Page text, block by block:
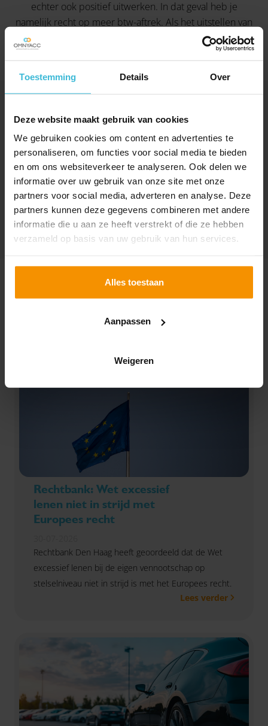
Toestemming Details Over
Deze website maakt gebruik van cookies
We gebruiken cookies om content en advertenties te
personaliseren, om functies voor social media te bieden
en om ons websiteverkeer te analyseren. Ook delen we
informatie over uw gebruik van onze site met onze
partners voor social media, adverteren en analyse. Deze
partners kunnen deze gegevens combineren met andere
informatie die u aan ze heeft verstrekt of die ze hebben
verzameld op basis van uw gebruik van hun services.
Alles toestaan
Aanpassen
Weigeren
echter ook positief uitwerken. In dat geval heb je
namelijk recht op meer btw-aftrek. Als het uitstellen van
de ingebruikname tot 2026 mogelijk is, lijkt dat in die
DELEN
SPECIAAL VOOR JOU!
UITGELICHT
Rechtbank: Wet excessief
lenen niet in strijd met
Europees recht
Rechtbank Den Haag heeft geoordeeld dat de Wet
excessief lenen bij de eigen vennootschap op
stelselniveau niet in strijd is met het Europees recht.
Lees verder